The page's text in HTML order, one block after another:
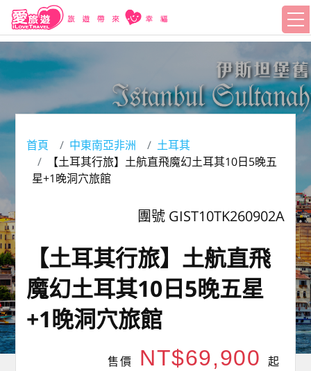
首頁 中東南亞非洲
土耳其
【土耳其行旅】土航直飛魔幻土耳其10日5晚五
星+1晚洞穴旅館
團號 GIST10TK260902A
【土耳其行旅】土航直飛
魔幻土耳其10日5晚五星
+1晚洞穴旅館
售價 NT$69,900 起